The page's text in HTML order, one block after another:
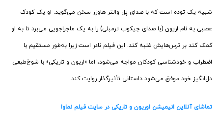
شبیه یک توده است که با صدای پل والتر هاوزر سخن می‌گوید. او یک کودک
عصبی به نام اریون (با صدای جیکوب ترمبلی) را به یک ماجراجویی می‌برد تا به او
کمک کند بر ترس‌هایش غلبه کند. این فیلم نادر است زیرا به‌طور مستقیم با
اضطراب و خودشناسی کودکان مواجه می‌شود، اما «اریون و تاریکی» با شوخ‌طبعی
دل‌انگیز خود موفق می‌شود داستانی تأثیرگذار روایت کند.
تماشای آنلاین انیمیشن اوریون و تاریکی در سایت فیلم نماوا